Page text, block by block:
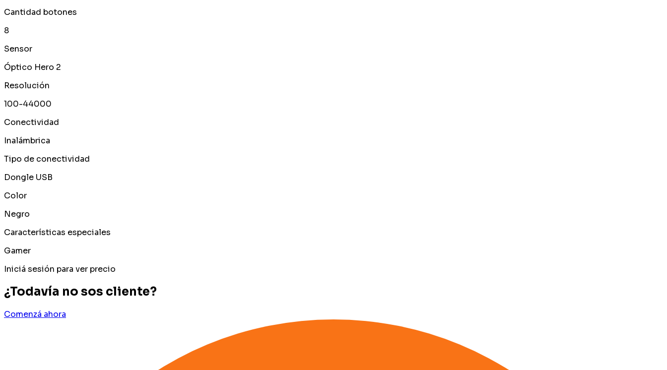
Cantidad botones
8
Sensor
Óptico Hero 2
Resolución
100-44000
Conectividad
Inalámbrica
Tipo de conectividad
Dongle USB
Color
Negro
Características especiales
Gamer
Iniciá sesión para ver precio
¿Todavía no sos cliente?
Comenzá ahora